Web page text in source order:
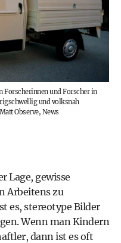
und Forscher in
und volksnah
Matt Observe, News
Lage, gewisse
Arbeitens zu
es, stereotype Bilder
Wenn man Kindern
dann ist es oft